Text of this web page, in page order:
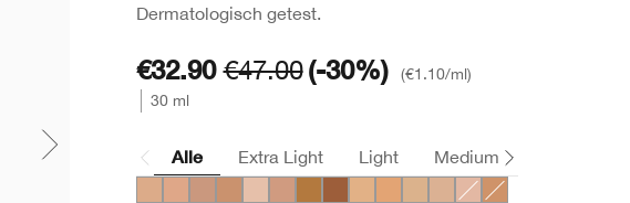
Dermatologisch getest.
€32.90€47.00(-30%) €1.10/ml
30 ml
Alle Extra Light Light Medium